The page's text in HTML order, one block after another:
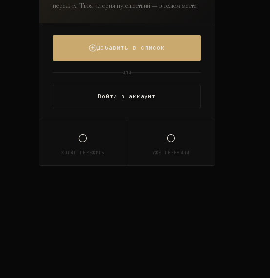
пережил. Твоя история путешествий — в одном месте.
Добавить в список
или
Войти в аккаунт
0
ХОТЯТ ПЕРЕЖИТЬ
0
УЖЕ ПЕРЕЖИЛИ